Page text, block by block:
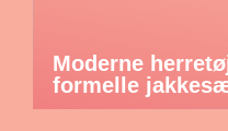
Moderne
formelle